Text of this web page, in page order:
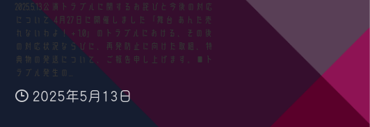
2025.5.13公演トラブルに関するお詫びと今後の対応
について 4月27日に開催しました『舞台 あんた売
れないわよ！＋1.0』のトラブルにおける、その後
の対応状況ならびに、再発防止に向けた取組、特
典物の発送について、ご報告申し上げます。■ト
ラブル発生の...
2025年5月13日